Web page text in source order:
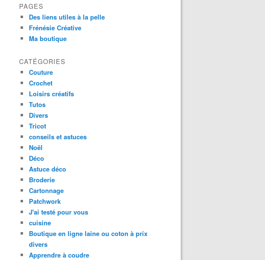
PAGES
Des liens utiles à la pelle
Frénésie Créative
Ma boutique
CATÉGORIES
Couture
Crochet
Loisirs créatifs
Tutos
Divers
Tricot
conseils et astuces
Noël
Déco
Astuce déco
Broderie
Cartonnage
Patchwork
J'ai testé pour vous
cuisine
Boutique en ligne laine ou coton à prix
divers
Apprendre à coudre